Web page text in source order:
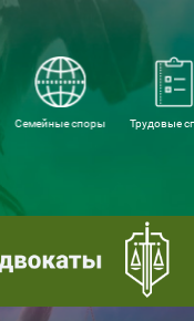
Семейные споры Трудовые